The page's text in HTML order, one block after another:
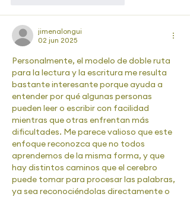
jimenalongui
02 jun 2025
Personalmente, el modelo de doble ruta
para la lectura y la escritura me resulta
bastante interesante porque ayuda a
entender por qué algunas personas
pueden leer o escribir con facilidad
mientras que otras enfrentan más
dificultades. Me parece valioso que este
enfoque reconozca que no todos
aprendemos de la misma forma, y que
hay distintos caminos que el cerebro
puede tomar para procesar las palabras,
ya sea reconociéndolas directamente o